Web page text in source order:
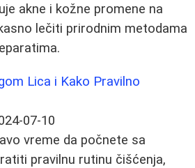
akne i kožne promene na
lečiti prirodnim metodama
Lica i Kako Pravilno
07-10
vreme da počnete sa
pravilnu rutinu čišćenja,